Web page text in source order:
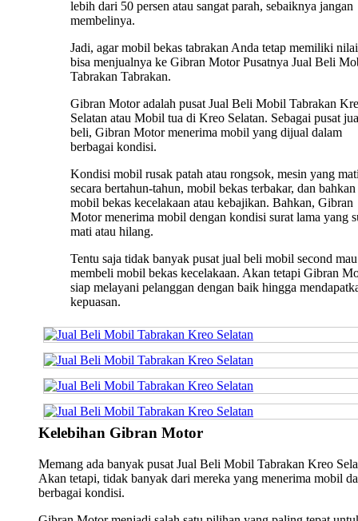
lebih dari 50 persen atau sangat parah, sebaiknya jangan
membelinya.
Jadi, agar mobil bekas tabrakan Anda tetap memiliki
bisa menjualnya ke Gibran Motor Pusatnya Jual Beli
Tabrakan Tabrakan.
Gibran Motor adalah pusat Jual Beli Mobil Tabrakan
Selatan atau Mobil tua di Kreo Selatan. Sebagai pusat
beli, Gibran Motor menerima mobil yang dijual dalam
berbagai kondisi.
Kondisi mobil rusak patah atau rongsok, mesin yang
secara bertahun-tahun, mobil bekas terbakar, dan bahkan
mobil bekas kecelakaan atau kebajikan. Bahkan, Gibran
Motor menerima mobil dengan kondisi surat lama yang
mati atau hilang.
Tentu saja tidak banyak pusat jual beli mobil second mau
membeli mobil bekas kecelakaan. Akan tetapi Gibran
siap melayani pelanggan dengan baik hingga
kepuasan.
Kelebihan Gibran Motor
Memang ada banyak pusat Jual Beli Mobil Tabrakan Kreo
Akan tetapi, tidak banyak dari mereka yang menerima mobil
berbagai kondisi.